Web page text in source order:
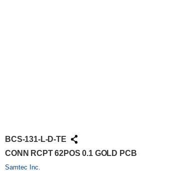
BCS-131-L-D-TE
CONN RCPT 62POS 0.1 GOLD PCB
Samtec Inc.